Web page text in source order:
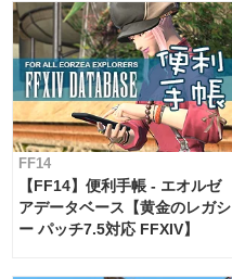
FF14
【FF14】便利手帳 - エオルゼ
アデータベース【黄金のレガシ
ー パッチ7.5対応 FFXIV】